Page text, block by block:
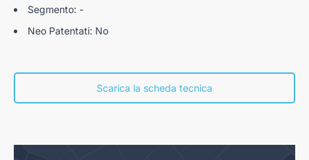
• GARANZIE ACCESSORIE - l’Impresa si obbliga ad
domestici; le spese di disinfestazione e lavaggio a seguito di
beni ed oggetti a seguito di furto; spese di duplicazione della
Segmento: -
Neo Patentati: No
Scarica la scheda tecnica